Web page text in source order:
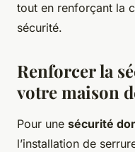
tout en renforçant la
sécurité.
Renforcer la
votre maison
Pour une sécurité
l’installation de